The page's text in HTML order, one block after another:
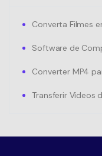
Converta Filmes
Software de
Converter MP4
Transferir Vídeos